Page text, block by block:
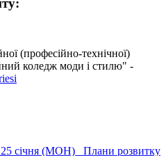
(професійно-технічної)
коледж моди і стилю" -
25 січня (МОН)
Плани розвитку